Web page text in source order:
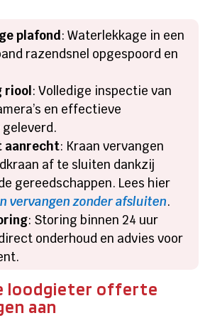
plafond: Waterlekkage in een
razendsnel opgespoord en
riool : Volledige inspectie van
en effectieve
aanrecht: Kraan vervangen
af te sluiten dankzij
gereedschappen. Lees hier
vervangen zonder afsluiten.
: Storing binnen 24 uur
onderhoud en advies voor
loodgieter offerte
aan